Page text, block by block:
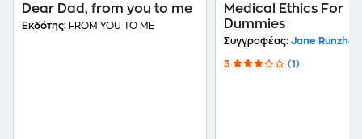
Dear Dad, from you to me
Εκδότης: FROM YOU TO ME
Medical Ethics For
Dummies
Συγγραφέας: Jane
3 (1)